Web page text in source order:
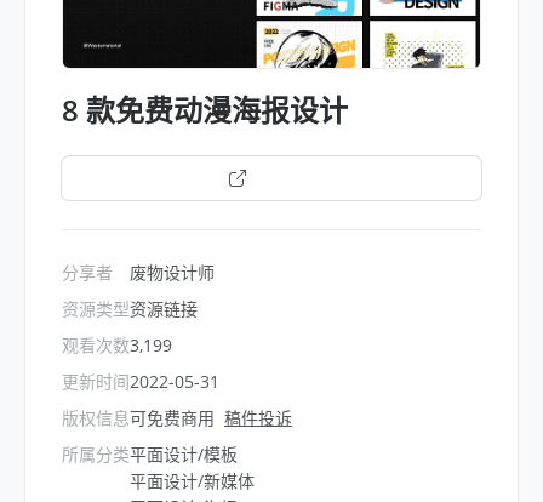
8 款免费动漫海报设计
分享者
资源类型
观看次数
更新时间
版权信息
所属分类
废物设计师
资源链接
3,199
2022-05-31
可免费商用 稿件投诉
平面设计/模板
平面设计/新媒体